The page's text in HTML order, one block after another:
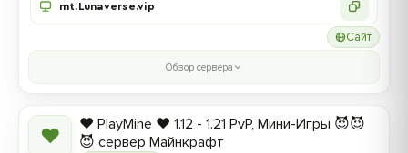
mt.Lunaverse.vip
Сайт
Обзор сервера
❤
❤️ PlayMine ❤️ 1.12 - 1.21 PvP, Мини-Игры 😈😈
😈 сервер Майнкрафт